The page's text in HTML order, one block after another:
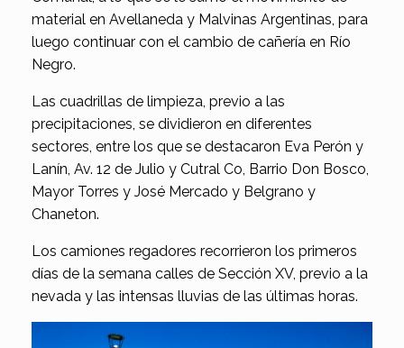
material en Avellaneda y Malvinas Argentinas, para
luego continuar con el cambio de cañería en Río
Negro.
Las cuadrillas de limpieza, previo a las
precipitaciones, se dividieron en diferentes
sectores, entre los que se destacaron Eva Perón y
Lanín, Av. 12 de Julio y Cutral Co, Barrio Don Bosco,
Mayor Torres y José Mercado y Belgrano y
Chaneton.
Los camiones regadores recorrieron los primeros
días de la semana calles de Sección XV, previo a la
nevada y las intensas lluvias de las últimas horas.